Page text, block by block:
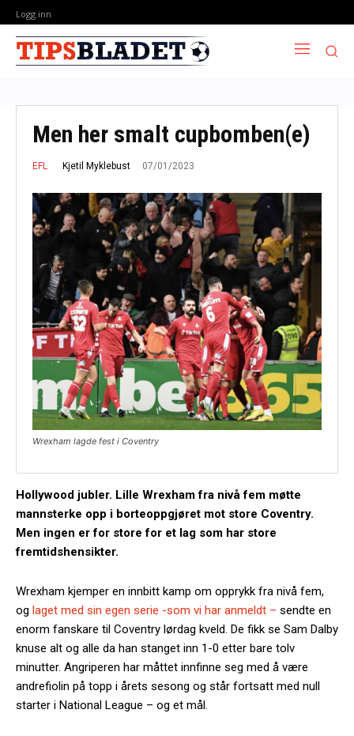
Logg inn
Men her smalt cupbomben(e)
EFL Kjetil Myklebust 07/01/2023
Wrexham lagde fest i Coventry
Hollywood jubler. Lille Wrexham fra nivå fem møtte
mannsterke opp i borteoppgjøret mot store Coventry.
Men ingen er for store for et lag som har store
fremtidshensikter.
Wrexham kjemper en innbitt kamp om opprykk fra nivå fem,
og laget med sin egen serie -som vi har anmeldt – sendte en
enorm fanskare til Coventry lørdag kveld. De fikk se Sam Dalby
knuse alt og alle da han stanget inn 1-0 etter bare tolv
minutter. Angriperen har måttet innfinne seg med å være
andrefiolin på topp i årets sesong og står fortsatt med null
starter i National League – og et mål.